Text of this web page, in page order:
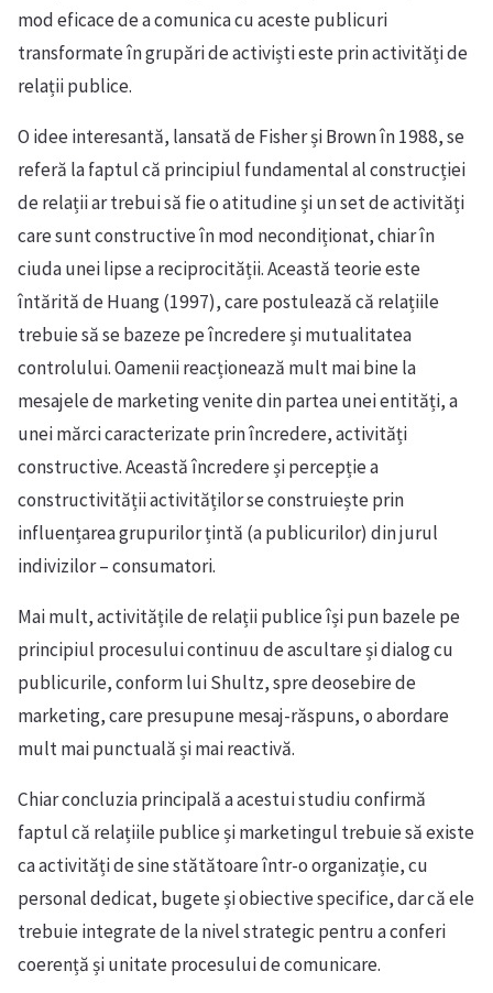
mod eficace de a comunica cu aceste publicuri
transformate în grupări de activiști este prin activități de
relații publice.
O idee interesantă, lansată de Fisher și Brown în 1988, se
referă la faptul că principiul fundamental al construcției
de relații ar trebui să fie o atitudine și un set de activități
care sunt constructive în mod necondiționat, chiar în
ciuda unei lipse a reciprocității. Această teorie este
întărită de Huang (1997), care postulează că relațiile
trebuie să se bazeze pe încredere și mutualitatea
controlului. Oamenii reacționează mult mai bine la
mesajele de marketing venite din partea unei entități, a
unei mărci caracterizate prin încredere, activități
constructive. Această încredere și percepție a
constructivității activităților se construiește prin
influențarea grupurilor țintă (a publicurilor) din jurul
indivizilor – consumatori.
Mai mult, activitățile de relații publice își pun bazele pe
principiul procesului continuu de ascultare și dialog cu
publicurile, conform lui Shultz, spre deosebire de
marketing, care presupune mesaj-răspuns, o abordare
mult mai punctuală și mai reactivă.
Chiar concluzia principală a acestui studiu confirmă
faptul că relațiile publice și marketingul trebuie să existe
ca activități de sine stătătoare într-o organizație, cu
personal dedicat, bugete și obiective specifice, dar că ele
trebuie integrate de la nivel strategic pentru a conferi
coerență și unitate procesului de comunicare.